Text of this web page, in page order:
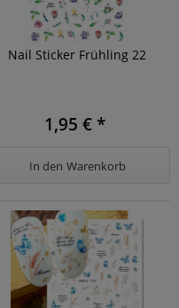
Nail Sticker Frühling 22
1,95 € *
In den Warenkorb